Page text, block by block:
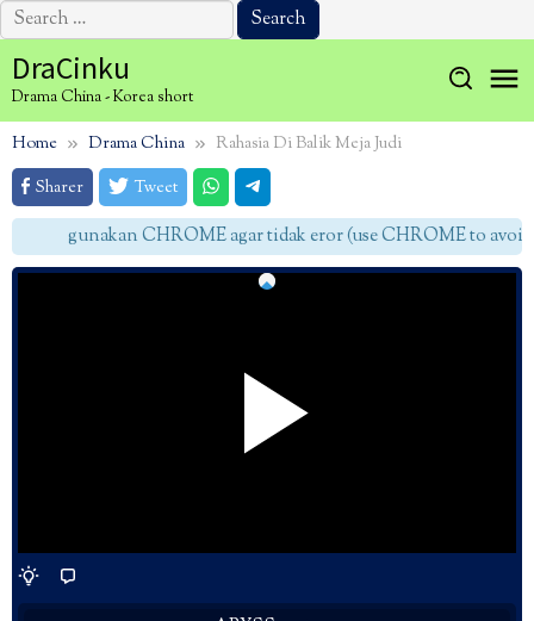
Search
for:
to
content
DraCinku
Drama China - Korea short
Home Drama China
Rahasia Di Balik Meja Judi
Sharer
Tweet
gunakan CHROME agar tidak eror (use CHROME to avoid